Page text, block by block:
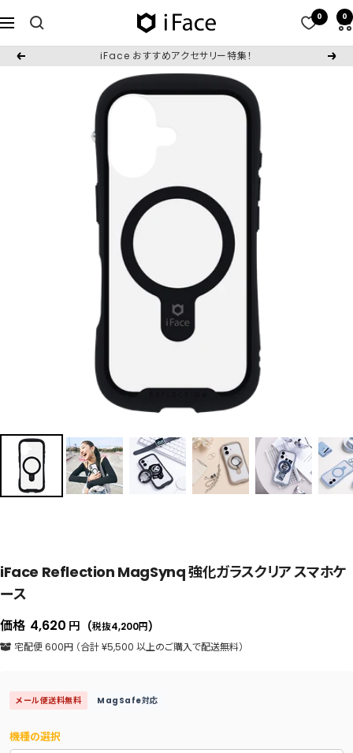
ン
ナ
ビ
ゲ
iFace
日
本
公
0 0
戻
iFace おすすめアクセサリー特集！
次
iFace Reflection MagSynq 強化ガラスクリア スマホケ
ース
価格 セ
ー
価
格
4,620 円 (税抜4,200円)
宅配便 600円 （合計 ¥5,500 以上のご購入で配送無料）
メール便送料無料 MagSafe対応
機種の選択